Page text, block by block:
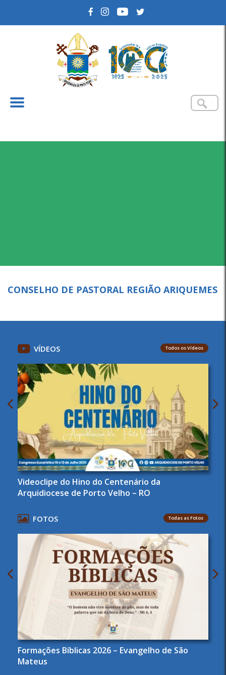
CONSELHO DE PASTORAL REGIÃO ARIQUEMES
VÍDEOS Todos os Vídeos
Videoclipe do Hino do Centenário da
Arquidiocese de Porto Velho – RO
FOTOS Todas as Fotos
Formações Bíblicas 2026 – Evangelho de São
Mateus